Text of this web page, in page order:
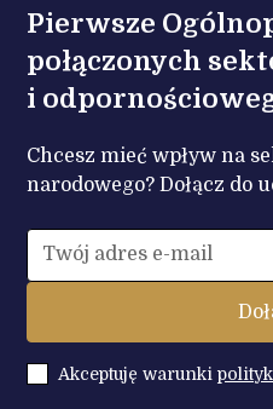
Pierwsze
połączonych
i
Chcesz mieć wpływ na
narodowego? Dołącz do
Akceptuję warunki